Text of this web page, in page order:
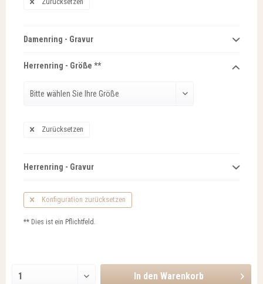
Damenring - Gravur
Herrenring - Größe **
Zurücksetzen
Herrenring - Gravur
Konfiguration zurücksetzen
** Dies ist ein Pflichtfeld.
In den Warenkorb